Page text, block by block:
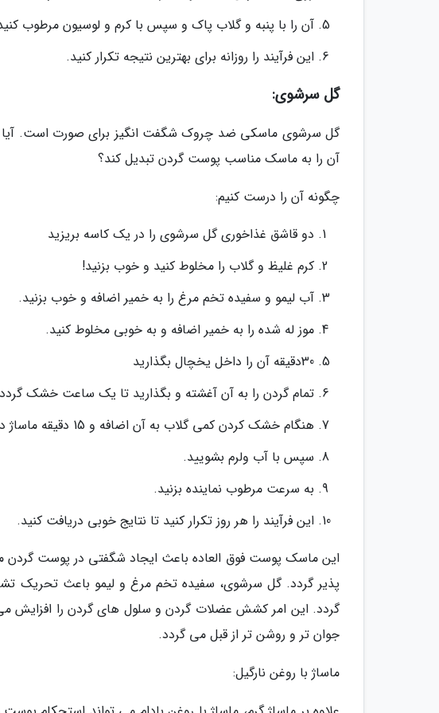
آن را با پنبه و گلاب پاک و سپس با کرم و لوسیون مرطوب
این فرآیند را روزانه برای بهترین نتیجه تکرار کنید.
گل سرشوی:
گل سرشوی ماسکی ضد چروک شگفت انگیز برای صورت است. آیا
آن را به ماسک مناسب پوست گردن تبدیل کند؟
چگونه آن را درست کنیم:
دو قاشق غذاخوری گل سرشوی را در یک کاسه بریزید
کرم غلیظ و گلاب را مخلوط کنید و خوب بزنید!
آب لیمو و سفیده تخم مرغ را به خمیر اضافه و خوب بزنید.
موز له شده را به خمیر اضافه و به خوبی مخلوط کنید.
30دقیقه آن را داخل یخچال بگذارید
تمام گردن را به آن آغشته و بگذارید تا یک ساعت خشک گردد
هنگام خشک کردن کمی گلاب به آن اضافه و 15 دقیقه ماساژ دهید.
سپس با آب ولرم بشویید.
به سرعت مرطوب نماینده بزنید.
این فرآیند را هر روز تکرار کنید تا نتایج خوبی دریافت کنید.
این ماسک پوست فوق العاده باعث ایجاد شگفتی در پوست
پذیر گردد. گل سرشوی، سفیده تخم مرغ و لیمو باعث تحریک
گردد. این امر کشش عضلات گردن و سلول های گردن را افزایش
جوان تر و روشن تر از قبل می گردد.
ماساژ با روغن نارگیل: